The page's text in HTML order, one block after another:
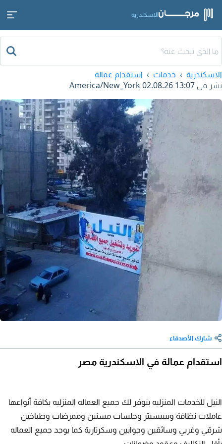
الاسكندرية
الاسكندرية خدمات
استقدام عمالة
نشر في 02.08.26 13:07
شارك الأصدقاء
استقدام عمالة في الاسكندرية مصر
النيل للخدمات المنزليه بنوفر لك جميع العماله المنزليه بكافة أنواعها
عاملات نظافة وبيبيسيتر وجلسات مسنين وممرضات وطباخين
شرقي وغربي وسائقين وجوابين وسكرتارية كما يوجد جميع العماله